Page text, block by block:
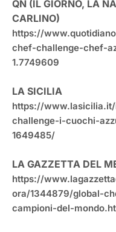
QN (IL GIORNO, LA
CARLINO)
https://
chef-challenge-chef-
1.7749609
LA SICILIA
https://
challenge-i-cuochi-
1649485/
LA GAZZETTA DEL
https://
ora/1344879/global-
campioni-del-